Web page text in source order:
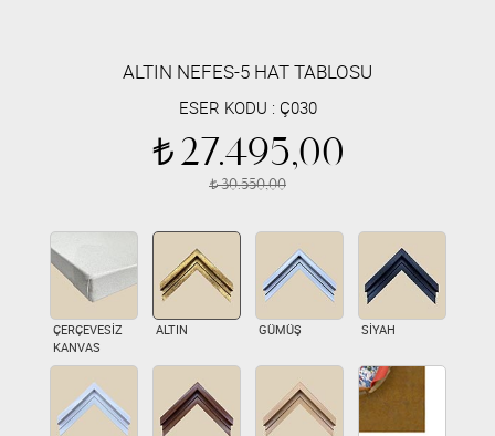
ALTIN NEFES-5 HAT TABLOSU
ESER KODU : Ç030
t27.495,00
t30.550,00
ÇERÇEVESİZ
KANVAS
ALTIN GÜMÜŞ SİYAH